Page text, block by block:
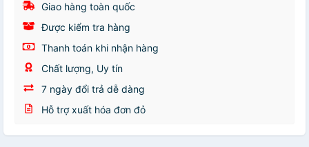
Giao hàng toàn quốc
Được kiểm tra hàng
Thanh toán khi nhận hàng
Chất lượng, Uy tín
7 ngày đổi trả dễ dàng
Hỗ trợ xuất hóa đơn đỏ